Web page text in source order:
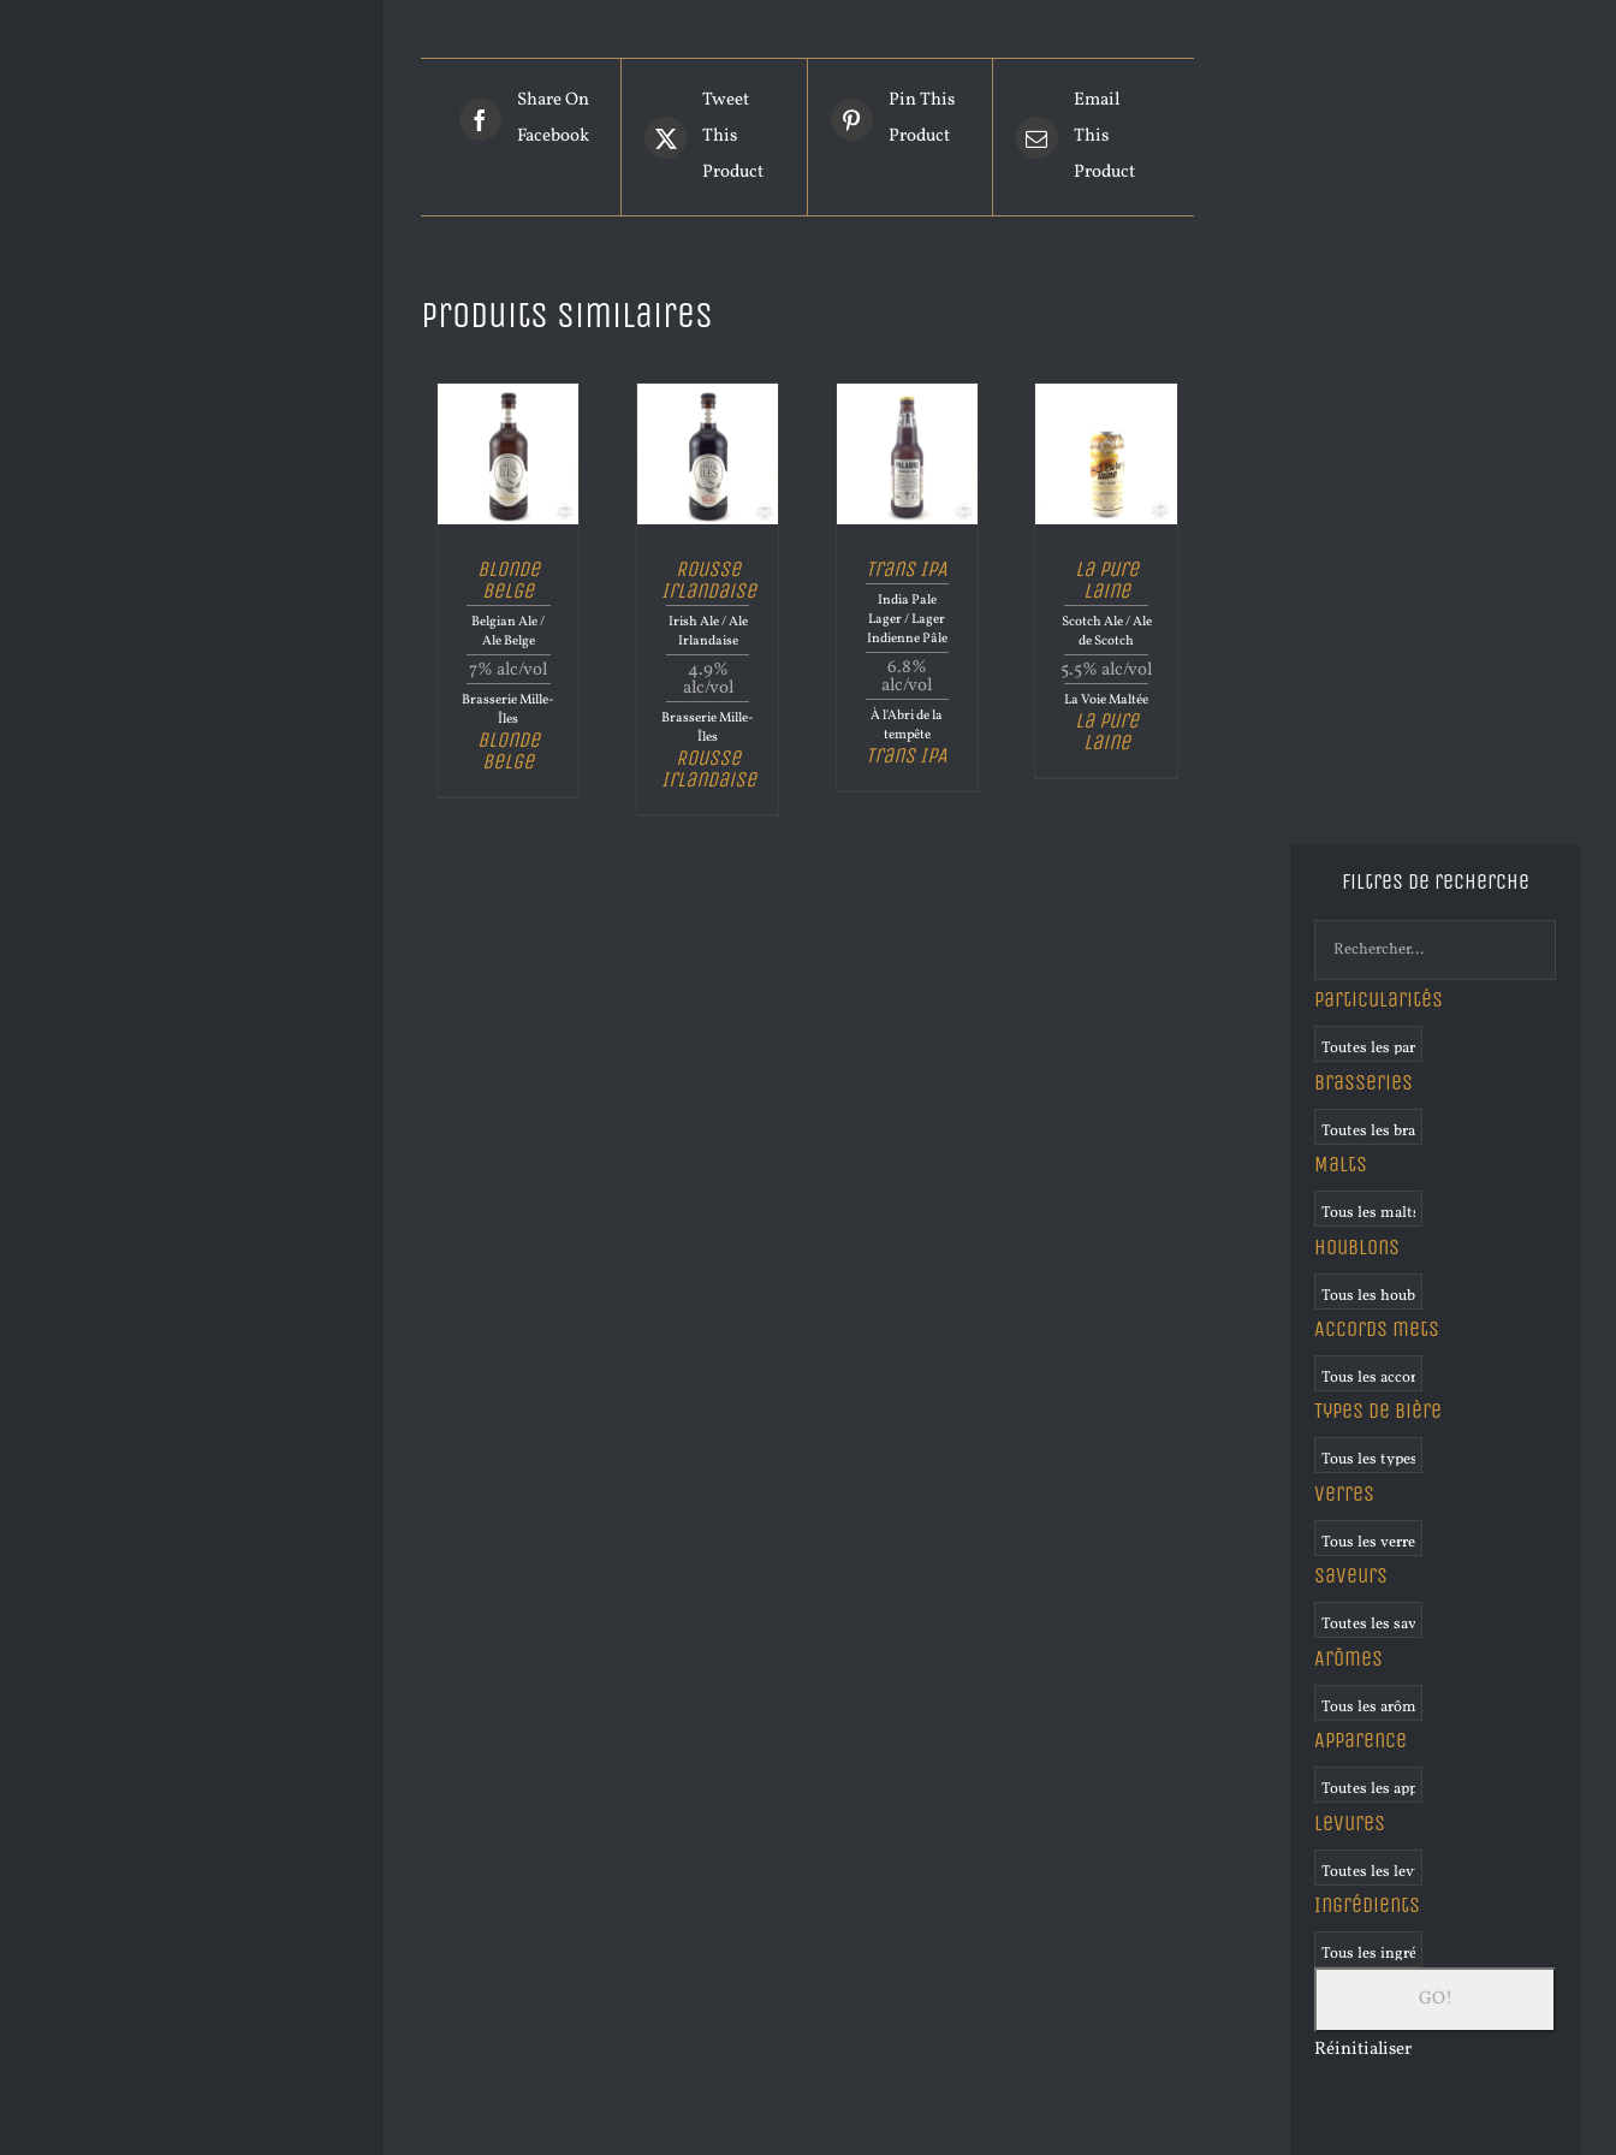
Share On
Facebook
Tweet
This
Product
Pin This
Product
Email
This
Product
Produits similaires
Blonde
Belge
Belgian Ale /
Ale Belge
7% alc/vol
Brasserie Mille-
Îles
Blonde
Belge
Rousse
Irlandaise
Irish Ale / Ale
Irlandaise
4.9%
alc/vol
Brasserie Mille-
Îles
Rousse
Irlandaise
Trans IPA
India Pale
Lager / Lager
Indienne Pâle
6.8%
alc/vol
À l'Abri de la
tempête
Trans IPA
La Pure
Laine
Scotch Ale / Ale
de Scotch
5.5% alc/vol
La Voie Maltée
La Pure
Laine
Filtres de recherche
Particularités
Brasseries
Malts
Houblons
Accords mets
Types de bière
Verres
Saveurs
Arômes
Apparence
Levures
Ingrédients
Réinitialiser